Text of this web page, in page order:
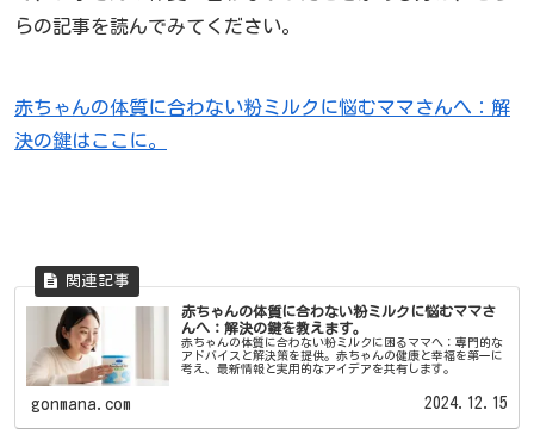
らの記事を読んでみてください。
赤ちゃんの体質に合わない粉ミルクに悩むママさんへ：解
決の鍵はここに。
赤ちゃんの体質に合わない粉ミルクに悩むママさ
んへ：解決の鍵を教えます。
赤ちゃんの体質に合わない粉ミルクに困るママへ：専門的な
アドバイスと解決策を提供。赤ちゃんの健康と幸福を第一に
考え、最新情報と実用的なアイデアを共有します。
gonmana.com 2024.12.15